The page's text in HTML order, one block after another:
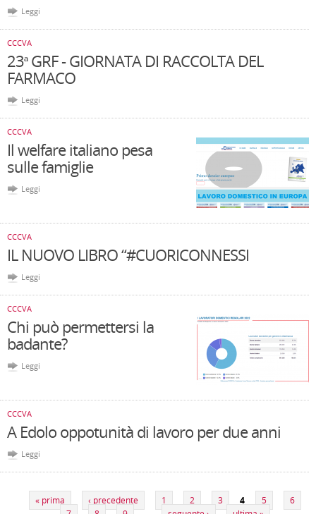
Leggi
CCCVA
23ª GRF - GIORNATA DI RACCOLTA DEL
FARMACO
Leggi
CCCVA
Il welfare italiano pesa
sulle famiglie
Leggi
CCCVA
IL NUOVO LIBRO “#CUORICONNESSI
Leggi
CCCVA
Chi può permettersi la
badante?
Leggi
CCCVA
A Edolo oppotunità di lavoro per due anni
Leggi
« prima ‹ precedente 1 2 3 4 5
6